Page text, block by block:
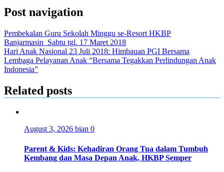
Post navigation
Pembekalan Guru Sekolah Minggu se-Resort HKBP
Banjarmasin_Sabtu tgl. 17 Maret 2018
Hari Anak Nasional 23 Juli 2018: Himbauan PGI Bersama
Lembaga Pelayanan Anak “Bersama Tegakkan Perlindungan Anak
Indonesia”
Related posts
August 3, 2026 bian 0
Parent & Kids: Kehadiran Orang Tua dalam Tumbuh
Kembang dan Masa Depan Anak, HKBP Semper